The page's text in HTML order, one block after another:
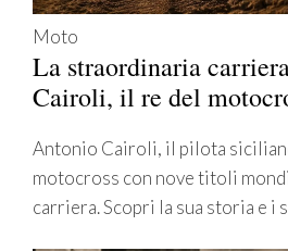
Moto
La straordinaria
Cairoli, il re del
Antonio Cairoli, il pilota
motocross con nove titoli
carriera. Scopri la sua storia e i